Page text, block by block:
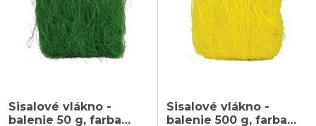
Sisalové vlákno -
balenie 50 g, farba
Sisalové vlákno -
balenie 500 g, farba